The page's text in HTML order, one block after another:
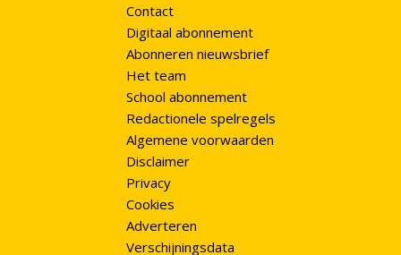
Contact
Digitaal abonnement
Abonneren nieuwsbrief
Het team
School abonnement
Redactionele spelregels
Algemene voorwaarden
Disclaimer
Privacy
Cookies
Adverteren
Verschijningsdata